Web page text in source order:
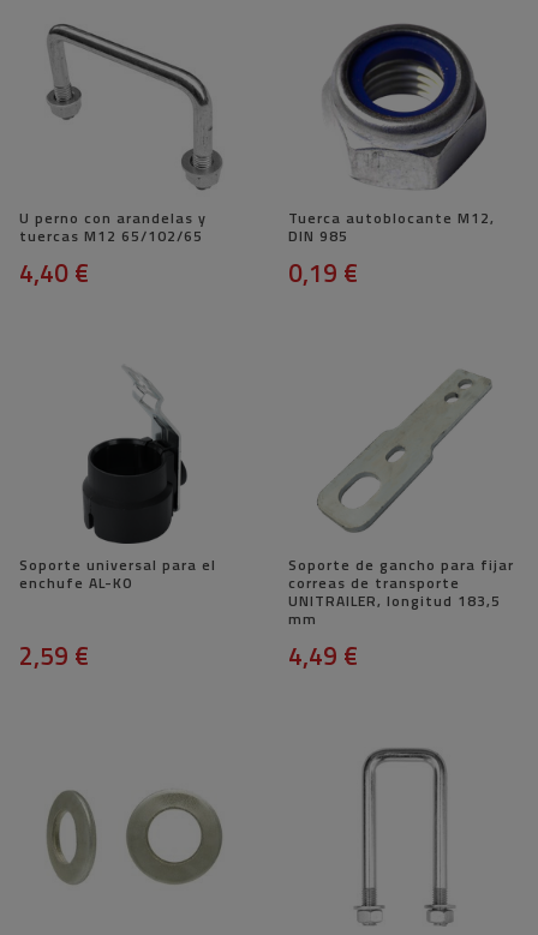
U perno con arandelas y
tuercas M12 65/102/65
4,40 €
Tuerca autoblocante M12,
DIN 985
0,19 €
Soporte universal para el
enchufe AL-KO
2,59 €
Soporte de gancho para fijar
correas de transporte
UNITRAILER, longitud 183,5
mm
4,49 €